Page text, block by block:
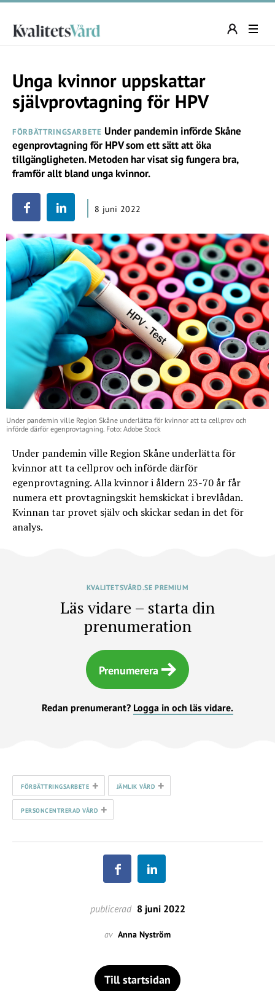
Unga kvinnor uppskattar
självprovtagning för HPV
FÖRBÄTTRINGSARBETE Under pandemin införde Skåne
egenprovtagning för HPV som ett sätt att öka
tillgängligheten. Metoden har visat sig fungera bra,
framför allt bland unga kvinnor.
8 juni 2022
Under pandemin ville Region Skåne underlätta för kvinnor att ta cellprov och
införde därför egenprovtagning. Foto: Adobe Stock
Under pandemin ville Region Skåne underlätta för
kvinnor att ta cellprov och införde därför
egenprovtagning. Alla kvinnor i åldern 23-70 år får
numera ett provtagningskit hemskickat i brevlådan.
Kvinnan tar provet själv och skickar sedan in det för
analys.
KVALITETSVÅRD.SE PREMIUM
Läs vidare – starta din
prenumeration
Prenumerera
Redan prenumerant? Logga in och läs vidare.
FÖRBÄTTRINGSARBETE + JÄMLIK VÅRD +
PERSONCENTRERAD VÅRD +
publicerad 8 juni 2022
av Anna Nyström
Till startsidan